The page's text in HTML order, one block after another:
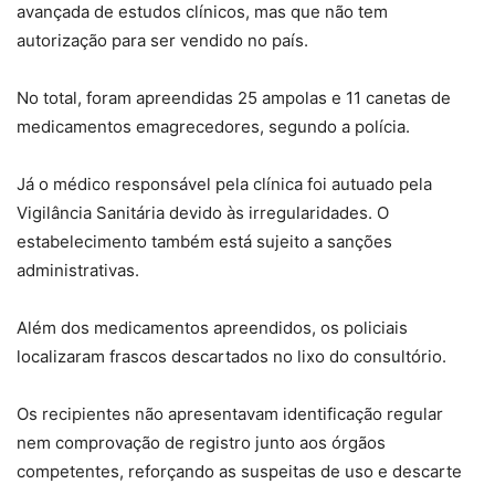
avançada de estudos clínicos, mas que não tem
autorização para ser vendido no país.
No total, foram apreendidas 25 ampolas e 11 canetas de
medicamentos emagrecedores, segundo a polícia.
Já o médico responsável pela clínica foi autuado pela
Vigilância Sanitária devido às irregularidades. O
estabelecimento também está sujeito a sanções
administrativas.
Além dos medicamentos apreendidos, os policiais
localizaram frascos descartados no lixo do consultório.
Os recipientes não apresentavam identificação regular
nem comprovação de registro junto aos órgãos
competentes, reforçando as suspeitas de uso e descarte